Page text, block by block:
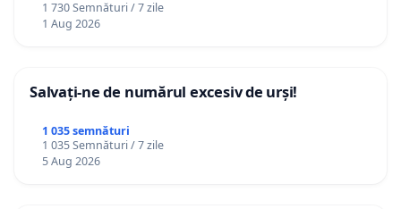
1 730 Semnături / 7 zile
1 Aug 2026
Salvați-ne de numărul excesiv de urși!
1 035 semnături
1 035 Semnături / 7 zile
5 Aug 2026